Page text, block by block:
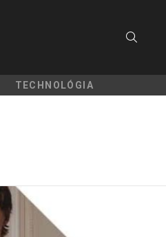
TECHNOLÓGIA